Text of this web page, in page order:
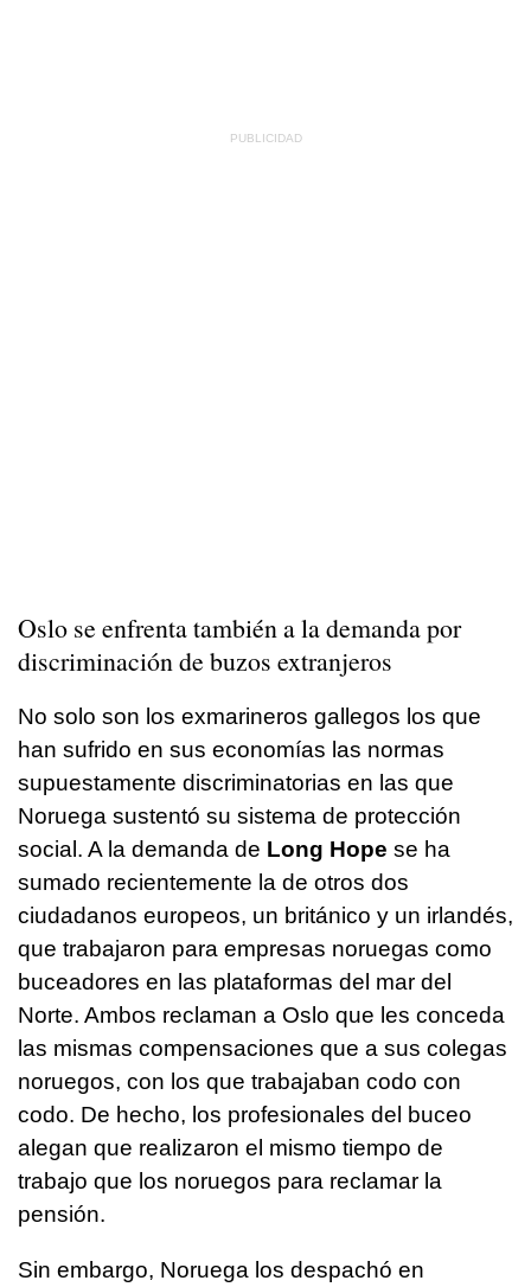
Oslo se enfrenta también a la demanda por
discriminación de buzos extranjeros
No solo son los exmarineros gallegos los que
han sufrido en sus economías las normas
supuestamente discriminatorias en las que
Noruega sustentó su sistema de protección
social. A la demanda de Long Hope se ha
sumado recientemente la de otros dos
ciudadanos europeos, un británico y un irlandés,
que trabajaron para empresas noruegas como
buceadores en las plataformas del mar del
Norte. Ambos reclaman a Oslo que les conceda
las mismas compensaciones que a sus colegas
noruegos, con los que trabajaban codo con
codo. De hecho, los profesionales del buceo
alegan que realizaron el mismo tiempo de
trabajo que los noruegos para reclamar la
pensión.
Sin embargo, Noruega los despachó en